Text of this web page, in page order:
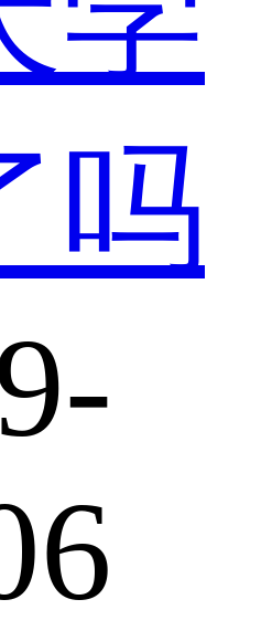
吗